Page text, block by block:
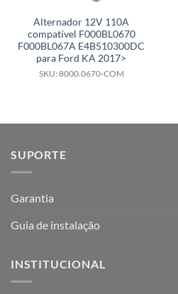
Alternador 12V 110A
compatível F000BL0670
F000BL067A E4B510300DC
para Ford KA 2017>
SKU: 8000.0670-COM
SUPORTE
Garantia
Guia de instalação
INSTITUCIONAL